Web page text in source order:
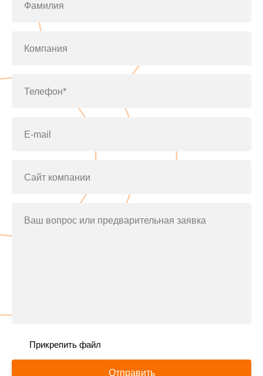
Фамилия
Компания
Телефон*
E-mail
Сайт компании
Ваш вопрос или предварительная заявка
Прикрепить файл
Отправить